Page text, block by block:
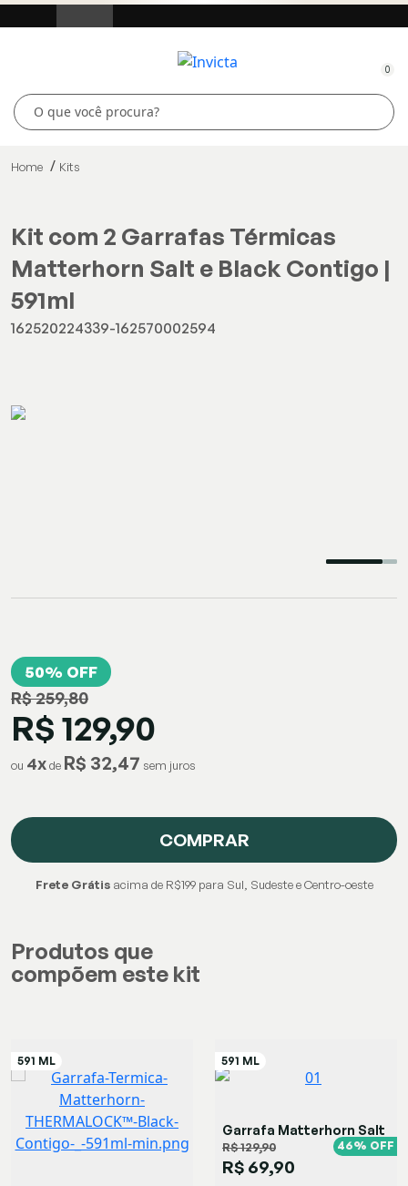
0
Home Kits
Kit com 2 Garrafas Térmicas
Matterhorn Salt e Black Contigo |
591ml
162520224339-162570002594
R$ 259,80
R$ 129,90
ou 4xde R$ 32,47
50% OFF
COMPRAR
Frete Grátisacima de R$199 para Sul, Sudeste e Centro-oeste
Produtos que
compõem este kit
Garrafa Matterhorn Salt
R$ 129,90
R$ 69,90
46% OFF